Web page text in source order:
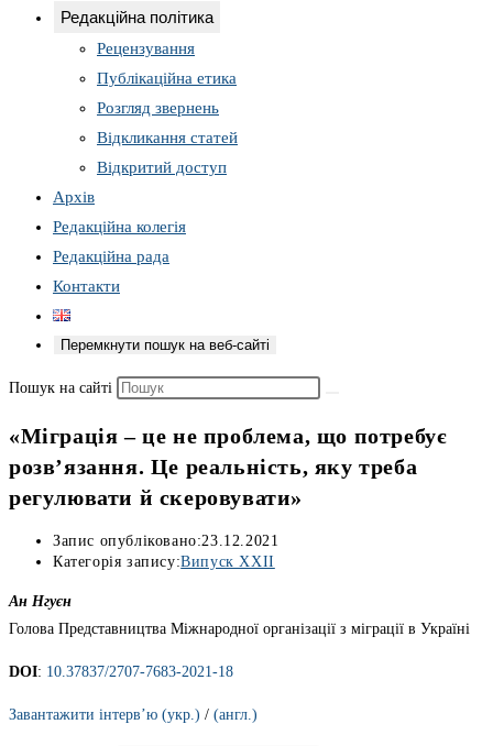
Редакційна політика
Рецензування
Публікаційна етика
Розгляд звернень
Відкликання статей
Відкритий доступ
Архів
Редакційна колегія
Редакційна рада
Контакти
Перемкнути пошук на веб-сайті
Пошук на сайті
«Міграція – це не проблема, що потребує
розв’язання. Це реальність, яку треба
регулювати й скеровувати»
Запис опубліковано:23.12.2021
Категорія запису:Випуск XXII
Ан Нгуєн
Голова Представництва Міжнародної організації з міграції в Україні
DOI: 10.37837/2707-7683-2021-18
Завантажити інтерв’ю (укр.) / (англ.)